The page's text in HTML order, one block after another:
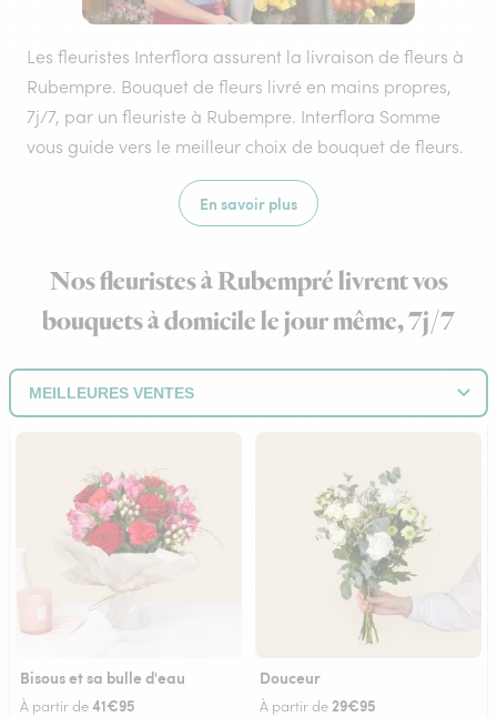
Les fleuristes Interflora assurent la livraison de fleurs à
Rubempre. Bouquet de fleurs livré en mains propres,
7j/7, par un fleuriste à Rubempre. Interflora Somme
vous guide vers le meilleur choix de bouquet de fleurs.
En savoir plus
Nos fleuristes à Rubempré livrent vos
bouquets à domicile le jour même, 7j/7
Bisous et sa bulle d'eau
À partir de41€95
Douceur
À partir de 29€95